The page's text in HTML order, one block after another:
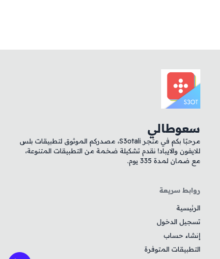
سعوطالي
مرحبًا بكم في متجر S3otali، مصدركم الموثوق لتطبيقات بلس
للايفون والايباد! نقدم تشكيلة ضخمة من التطبيقات المتنوعة،
مع ضمان لمدة 335 يوم.
روابط سريعة
الرئيسية
تسجيل الدخول
إنشاء حساب
التطبيقات المتوفرة